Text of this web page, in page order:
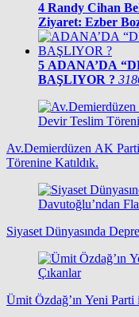
4 Randy Cihan
Ziyaret: Ezber
5 ADANA’DA
BAŞLIYOR ?
Av.Demierdüzen AK
Törenine Katıldık.
Siyaset Dünyasında
Ümit Özdağ’ın Yeni Parti